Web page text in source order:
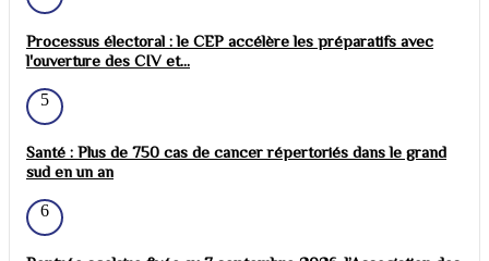
Processus électoral : le CEP accélère les préparatifs avec
l'ouverture des CIV et...
5
Santé : Plus de 750 cas de cancer répertoriés dans le grand
sud en un an
6